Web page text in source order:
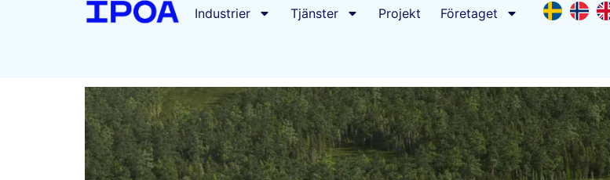
Industrier Tjänster Projekt Företaget